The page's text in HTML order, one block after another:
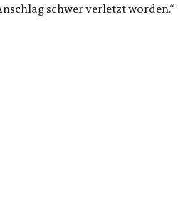
schwer verletzt worden.“